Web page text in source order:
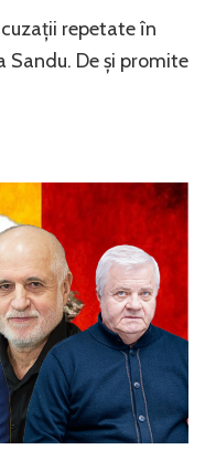
repetate în
Sandu. De și promite